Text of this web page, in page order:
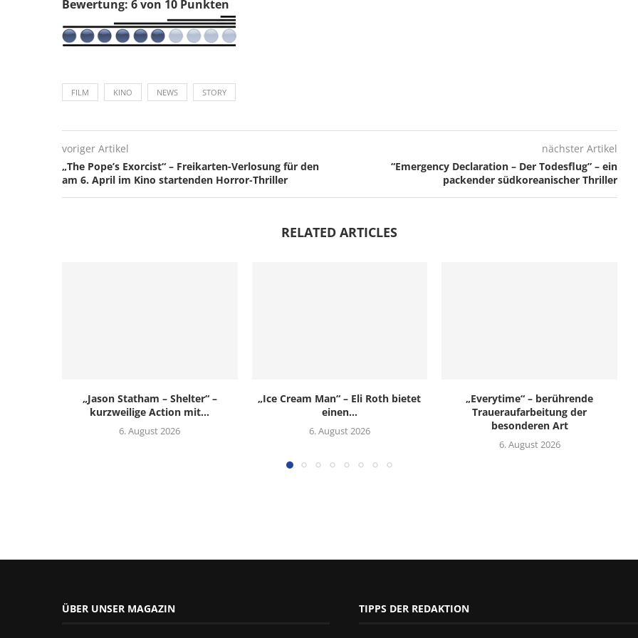
Bewertung: 6 von 10 Punkten
FILM KINO NEWS STORY
voriger Artikel
„The Pope’s Exorcist“ – Freikarten-Verlosung für den
am 6. April im Kino startenden Horror-Thriller
nächster Artikel
“Emergency Declaration – Der Todesflug” – ein
packender südkoreanischer Thriller
RELATED ARTICLES
„Jason Statham – Shelter“ –
kurzweilige Action mit...
6. August 2026
„Ice Cream Man“ – Eli Roth bietet
einen...
6. August 2026
„Everytime“ – berührende
Traueraufarbeitung der
besonderen Art
6. August 2026
ÜBER UNSER MAGAZIN TIPPS DER REDAKTION